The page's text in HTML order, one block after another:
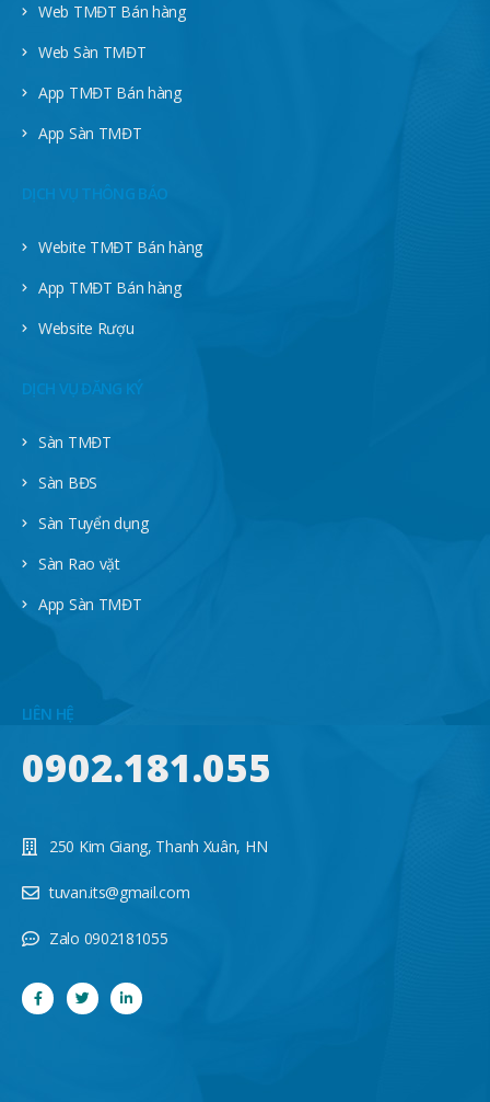
Web TMĐT Bán hàng
Web Sàn TMĐT
App TMĐT Bán hàng
App Sàn TMĐT
DỊCH VỤ THÔNG BÁO
Webite TMĐT Bán hàng
App TMĐT Bán hàng
Website Rượu
DỊCH VỤ ĐĂNG KÝ
Sàn TMĐT
Sàn BĐS
Sàn Tuyển dụng
Sàn Rao vặt
App Sàn TMĐT
LIÊN HỆ
0902.181.055
250 Kim Giang, Thanh Xuân, HN
tuvan.its@gmail.com
Zalo 0902181055